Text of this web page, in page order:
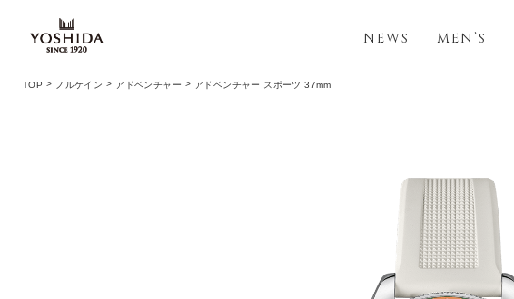
NEWS MEN’S
TOP ノルケイン アドベンチャー アドベンチャー スポーツ 37mm